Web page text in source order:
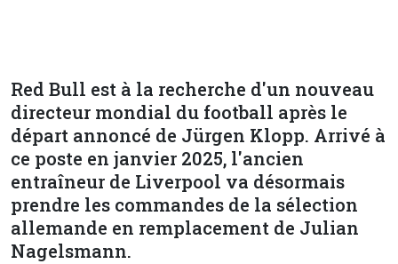
Red Bull est à la recherche d'un nouveau
directeur mondial du football après le
départ annoncé de Jürgen Klopp. Arrivé à
ce poste en janvier 2025, l'ancien
entraîneur de Liverpool va désormais
prendre les commandes de la sélection
allemande en remplacement de Julian
Nagelsmann.